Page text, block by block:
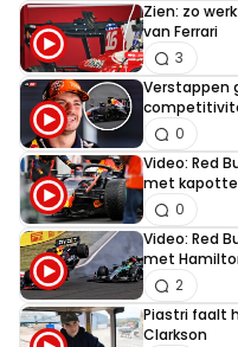
Zien: zo
van Ferrari
3
Verstappen
0
Video: Red
met
0
Video: Red
met
2
Piastri faalt
Clarkson